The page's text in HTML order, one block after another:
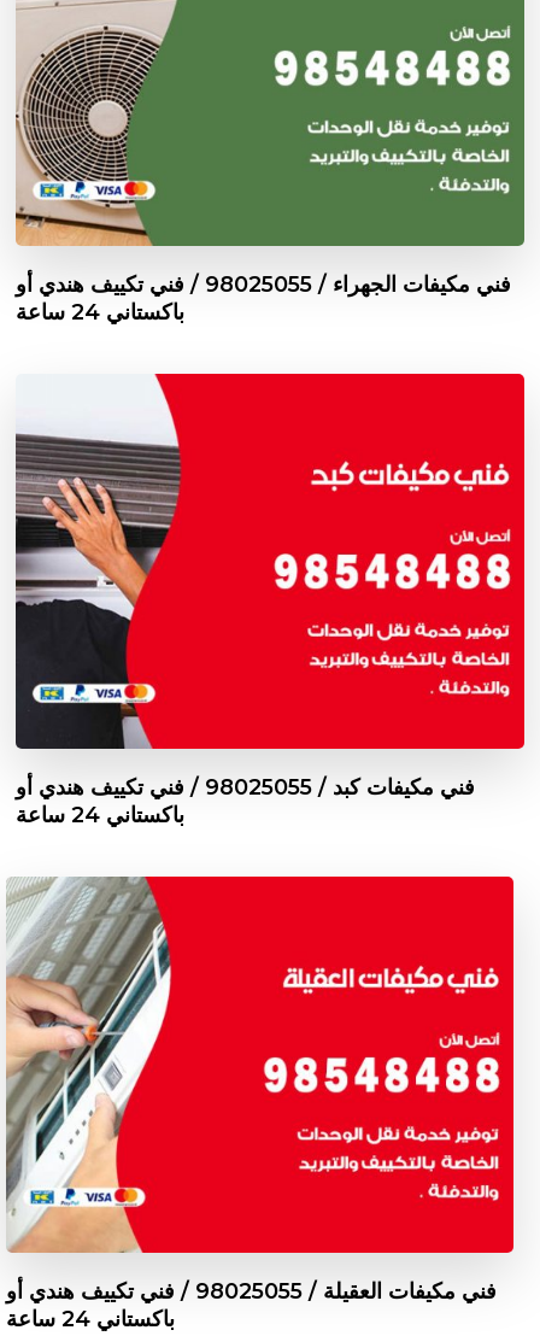
فني مكيفات الجهراء / 98025055 / فني تكييف هندي أو
باكستاني 24 ساعة
فني مكيفات كبد / 98025055 / فني تكييف هندي أو
باكستاني 24 ساعة
فني مكيفات العقيلة / 98025055 / فني تكييف هندي أو
باكستاني 24 ساعة